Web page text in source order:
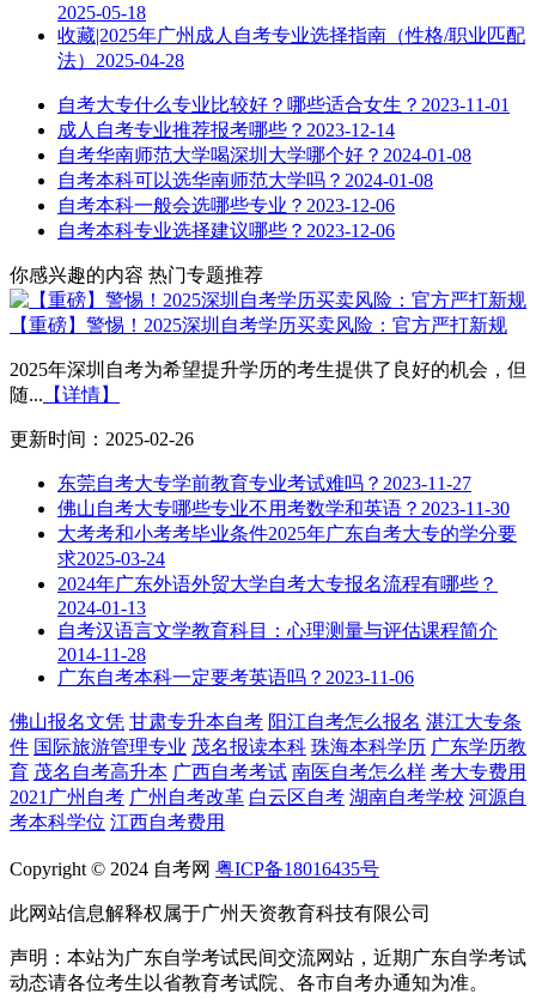
2025-05-18
收藏|2025年广州成人自考专业选择指南（性格/职业匹配
法） 2025-04-28
自考大专什么专业比较好？哪些适合女生？ 2023-11-01
成人自考专业推荐报考哪些？ 2023-12-14
自考华南师范大学喝深圳大学哪个好？ 2024-01-08
自考本科可以选华南师范大学吗？ 2024-01-08
自考本科一般会选哪些专业？ 2023-12-06
自考本科专业选择建议哪些？ 2023-12-06
你感兴趣的内容 热门专题推荐
【重磅】警惕！2025深圳自考学历买卖风险：官方严打新规
2025年深圳自考为希望提升学历的考生提供了良好的机会，但
随... 【详情】
更新时间：2025-02-26
东莞自考大专学前教育专业考试难吗？ 2023-11-27
佛山自考大专哪些专业不用考数学和英语？ 2023-11-30
大考考和小考考毕业条件2025年广东自考大专的学分要
求2025-03-24
2024年广东外语外贸大学自考大专报名流程有哪些？
2024-01-13
自考汉语言文学教育科目：心理测量与评估课程简介
2014-11-28
广东自考本科一定要考英语吗？ 2023-11-06
佛山报名文凭 甘肃专升本自考 阳江自考怎么报名 湛江大专条
件 国际旅游管理专业 茂名报读本科 珠海本科学历 广东学历教
育 茂名自考高升本 广西自考考试 南医自考怎么样 考大专费用
2021广州自考 广州自考改革 白云区自考 湖南自考学校 河源自
考本科学位 江西自考费用
Copyright © 2024 自考网 粤ICP备18016435号
此网站信息解释权属于广州天资教育科技有限公司
声明：本站为广东自学考试民间交流网站，近期广东自学考试
动态请各位考生以省教育考试院、各市自考办通知为准。